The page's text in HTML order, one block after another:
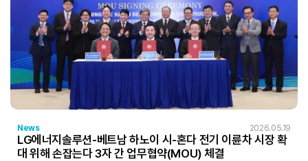
News 2026.05.19
LG에너지솔루션-베트남 하노이 시-혼다 전기 이륜차 시장 확
대 위해 손잡는다 3자 간 업무협약(MOU) 체결